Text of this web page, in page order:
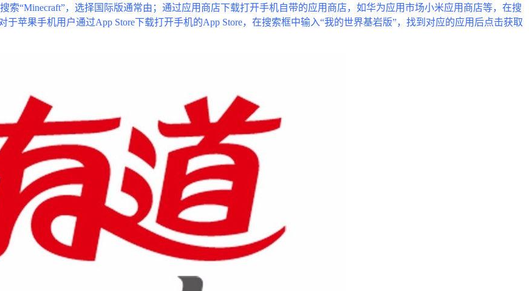
索“Minecraft”，选择国际版通常由；通过应用商店下载打开手机自带的应用商店，如华为应用市场小米应用商店等，在搜
苹果手机用户通过App Store下载打开手机的App Store，在搜索框中输入“我的世界基岩版”，找到对应的应用后点击获取